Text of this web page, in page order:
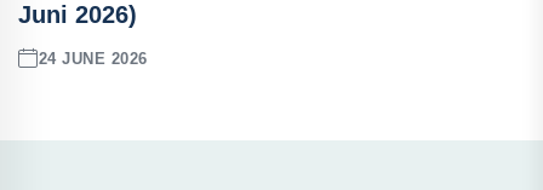
Juni 2026)
24 JUNE 2026